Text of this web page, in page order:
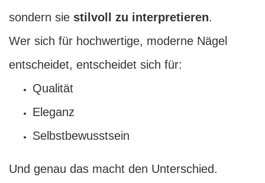
sondern sie stilvoll zu interpretieren.
Wer sich für hochwertige, moderne Nägel
entscheidet, entscheidet sich für:
Qualität
Eleganz
Selbstbewusstsein
Und genau das macht den Unterschied.